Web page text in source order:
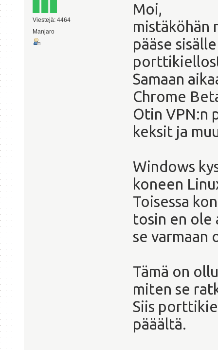
Viestejä: 4464
Manjaro
Moi,
mistäköhän
pääse
Samaan
Chrome
Otin VPN:n
keksit ja
Windows
koneen
Toisessa
tosin en ole
se varmaan
Tämä on
miten se
Siis
pääältä.